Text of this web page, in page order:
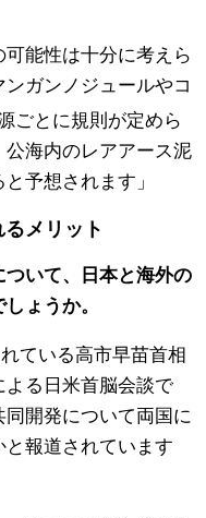
可能性は十分に考えら
ガンノジュールやコ
ごとに規則が定めら
海内のレアアース泥
予想されます」
るメリット
いて、日本と海外の
ょうか。
ている高市早苗首相
よる日米首脳会談で
開発について両国に
報道されています